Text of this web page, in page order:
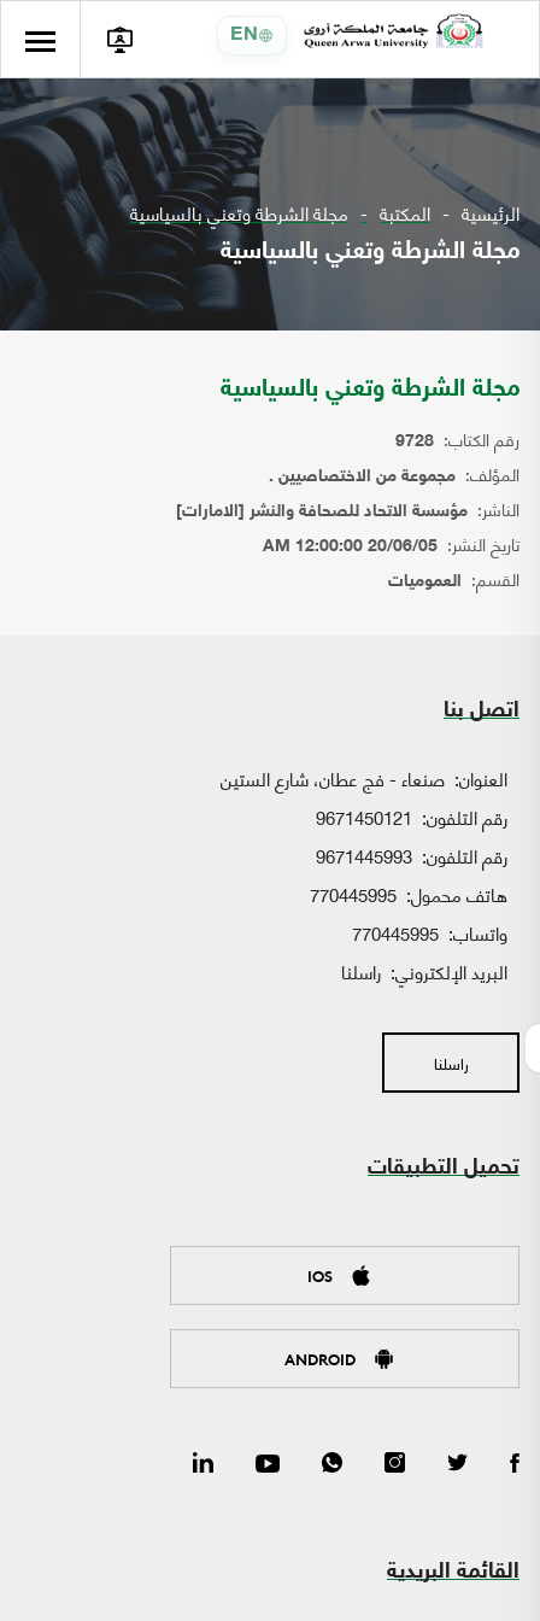
EN
الرئيسية المكتبة مجلة الشرطة وتعني بالسياسية
مجلة الشرطة وتعني بالسياسية
مجلة الشرطة وتعني بالسياسية
رقم الكتاب: 9728
المؤلف: مجموعة من الاختصاصيين .
الناشر: مؤسسة الاتحاد للصحافة والنشر [الامارات]
تاريخ النشر: 20/06/05 12:00:00 AM
القسم: العموميات
اتصل بنا
العنوان: صنعاء - فج عطان، شارع الستين
رقم التلفون: 9671450121
رقم التلفون: 9671445993
هاتف محمول: 770445995
واتساب:
البريد الإلكتروني: راسلنا
راسلنا
تحميل التطبيقات
IOS
ANDROID
القائمة البريدية